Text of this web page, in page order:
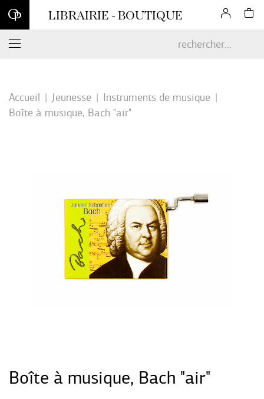
Inscrivez-vous à notre newsletter et profitez d'une remise de 10
% sur votre première commande en ligne*
LIBRAIRIE - BOUTIQUE
Accueil Jeunesse
Instruments de musique
Boîte à musique, Bach "air"
Boîte à musique, Bach "air"